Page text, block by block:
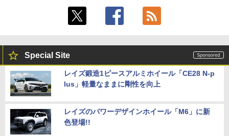
Special Site
レイズ鍛造1ピースアルミホイール「CE28 N-p
lus」軽量なままに剛性を向上
レイズのパワーデザインホイール「M6」に新
色登場!!